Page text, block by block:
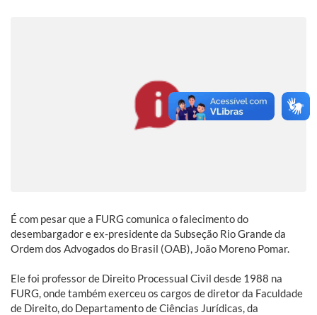
É com pesar que a FURG comunica o falecimento do
desembargador e ex-presidente da Subseção Rio Grande da
Ordem dos Advogados do Brasil (OAB), João Moreno Pomar.
Ele foi professor de Direito Processual Civil desde 1988 na
FURG, onde também exerceu os cargos de diretor da Faculdade
de Direito, do Departamento de Ciências Jurídicas, da